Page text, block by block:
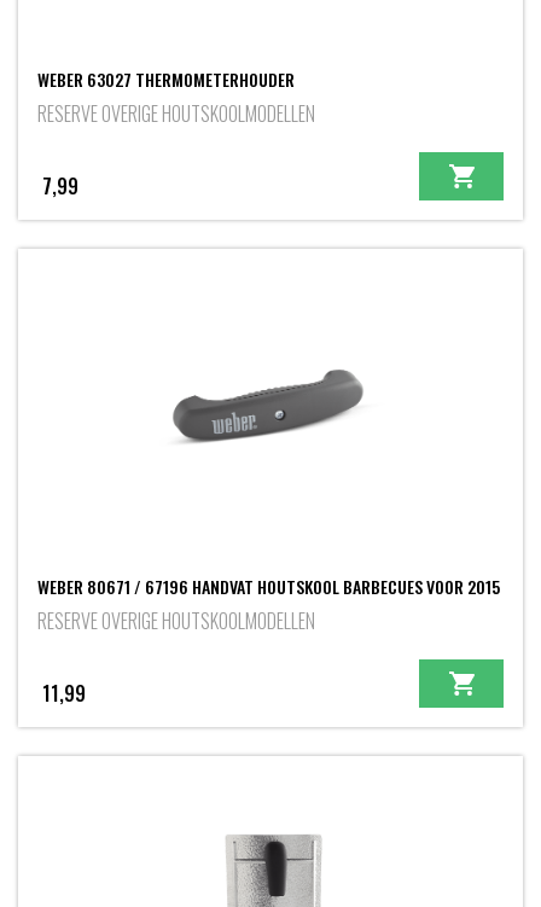
WEBER 63027 THERMOMETERHOUDER
RESERVE OVERIGE HOUTSKOOLMODELLEN
7,99
WEBER 80671 / 67196 HANDVAT HOUTSKOOL BARBECUES VOOR 2015
RESERVE OVERIGE HOUTSKOOLMODELLEN
11,99